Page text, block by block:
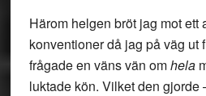
Härom helgen bröt jag mot ett
konventioner då jag på väg ut
frågade en väns vän omhela
luktade kön. Vilket den gjorde